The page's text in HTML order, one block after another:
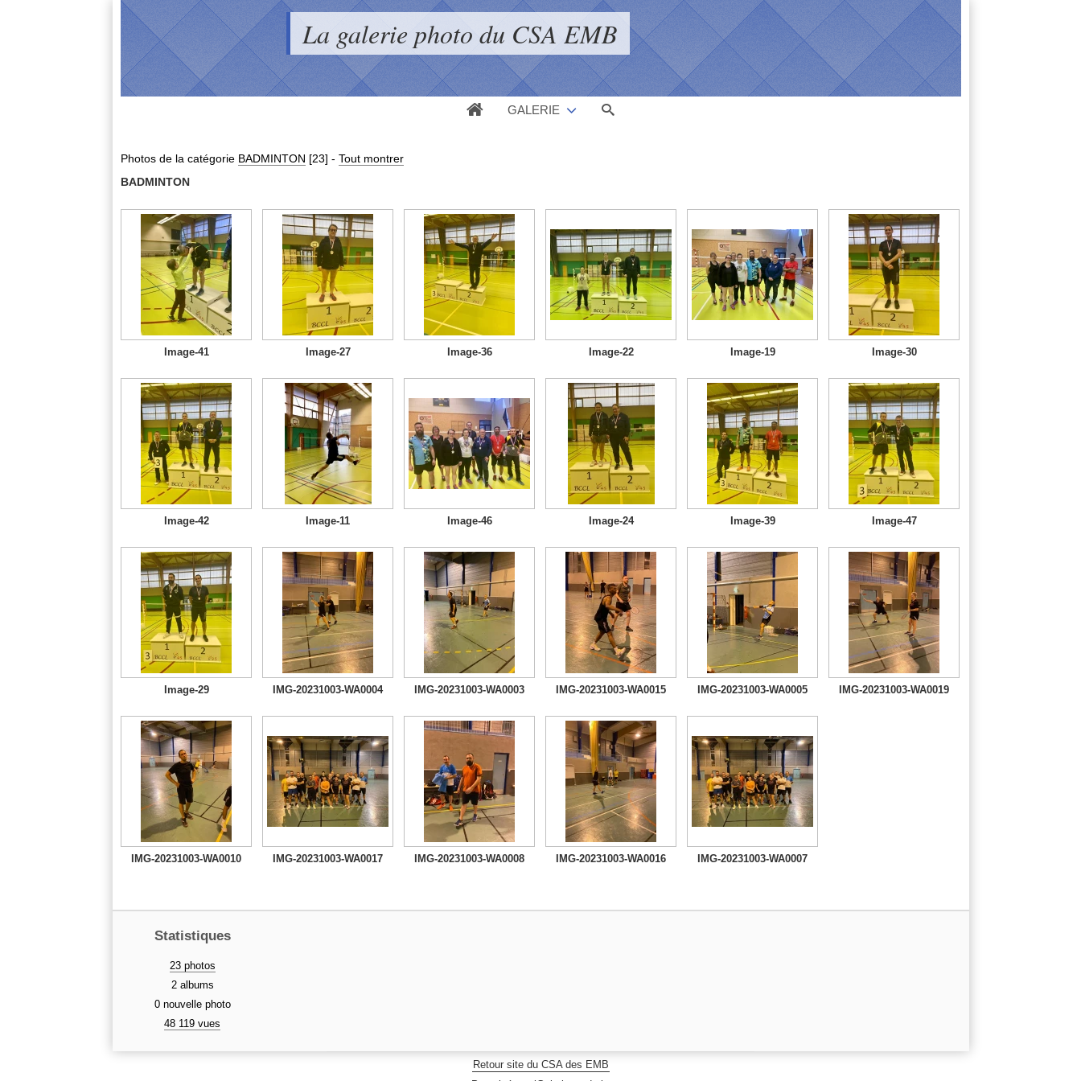
La galerie photo du CSA EMB
GALERIE
Photos de la catégorie BADMINTON [23] - Tout montrer
BADMINTON
Image-41 Image-27 Image-36 Image-22 Image-19 Image-30
Image-42 Image-11 Image-46 Image-24 Image-39 Image-47
Image-29 IMG-20231003-WA0004 IMG-20231003-WA0003 IMG-20231003-WA0015 IMG-20231003-WA0005 IMG-20231003-WA0019
IMG-20231003-WA0010 IMG-20231003-WA0017 IMG-20231003-WA0008 IMG-20231003-WA0016 IMG-20231003-WA0007
Statistiques
23 photos
2 albums
0 nouvelle photo
48 119 vues
Retour site du CSA des EMB